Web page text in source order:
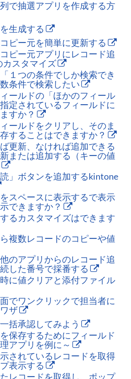
で抽選アプリを作成する方
生成する
ピー元を簡単に更新する
ピー元アプリにレコード追
スタマイズ
１つの条件でしか検索でき
条件で検索したい
ールドの「ほかのフィール
定されているフィールドに
すか？
ールドをクリアし、そのま
することはできますか？
更新、なければ追加できる
または追加する（キーの値
」ボタンを追加するkintone
スペースに表示するで表示
できますか？
るカスタマイズはできます
複数レコードのコピーや値
のアプリからのレコード追
した番号で採番する
に値クリアと添付ファイル
でワンクリックで担当者に
ザ
括承認してみよう
保存するためにフィールド
アプリを例に～
されているレコードを取得
表示する
レコードを取得し、ポップ